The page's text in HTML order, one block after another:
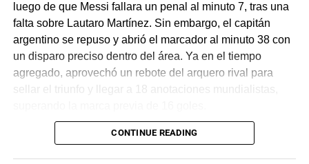
luego de que Messi fallara un penal al minuto 7, tras una
falta sobre Lautaro Martínez. Sin embargo, el capitán
argentino se repuso y abrió el marcador al minuto 38 con
un disparo preciso dentro del área. Ya en el tiempo
agregado, aprovechó un rebote del arquero rival para
sellar el triunfo y llegar a 18 anotaciones mundialistas,
Con este resultado, el conjunto dirigido por Lionel Scaloni
CONTINUE READING